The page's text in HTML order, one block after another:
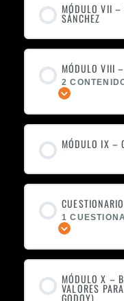
MÓDULO VII –
SÁNCHEZ
MÓDULO VIII
2
MÓDULO IX –
CUESTIONARIO
1
MÓDULO X –
VALORES
GODOY)